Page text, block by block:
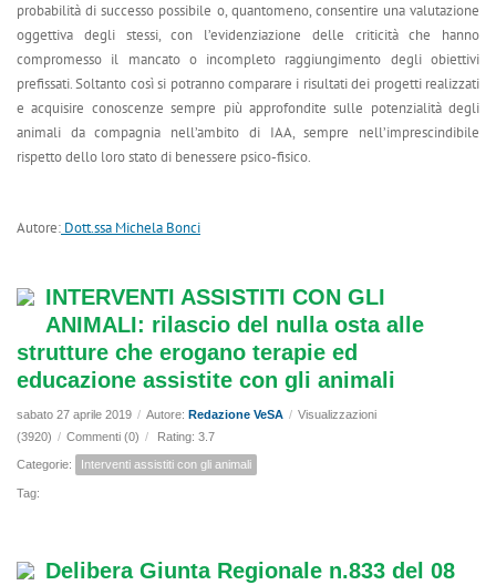
probabilità di successo possibile o, quantomeno, consentire una valutazione
oggettiva degli stessi, con l’evidenziazione delle criticità che hanno
compromesso il mancato o incompleto raggiungimento degli obiettivi
prefissati. Soltanto così si potranno comparare i risultati dei progetti realizzati
e acquisire conoscenze sempre più approfondite sulle potenzialità degli
animali da compagnia nell’ambito di IAA, sempre nell’imprescindibile
rispetto dello loro stato di benessere psico-fisico.
Autore: Dott.ssa Michela Bonci
INTERVENTI ASSISTITI CON GLI
ANIMALI: rilascio del nulla osta alle
strutture che erogano terapie ed
educazione assistite con gli animali
sabato 27 aprile 2019 / Autore: Redazione VeSA / Visualizzazioni
(3920) / Commenti (0) / Rating: 3.7
Categorie: Interventi assistiti con gli animali
Tag:
Delibera Giunta Regionale n.833 del 08